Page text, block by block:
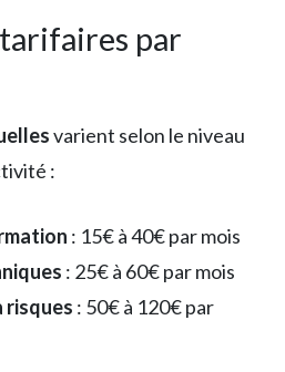
par
varient selon le niveau
:
: 15€ à 40€ par mois
: 25€ à 60€ par mois
risques : 50€ à 120€ par